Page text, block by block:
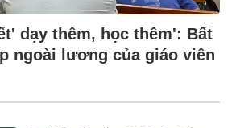
dạy thêm, học thêm': Bất
ngoài lương của giáo viên